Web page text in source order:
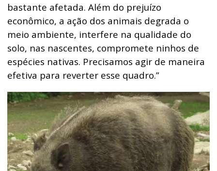
bastante afetada. Além do prejuízo
econômico, a ação dos animais degrada o
meio ambiente, interfere na qualidade do
solo, nas nascentes, compromete ninhos de
espécies nativas. Precisamos agir de maneira
efetiva para reverter esse quadro.”